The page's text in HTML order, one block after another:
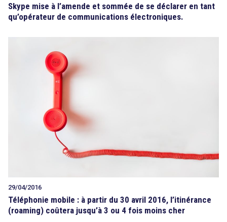
Skype mise à l’amende et sommée de se déclarer en tant
qu’opérateur de communications électroniques.
29/04/2016
Téléphonie mobile : à partir du 30 avril 2016, l’itinérance
(roaming) coûtera jusqu’à 3 ou 4 fois moins cher